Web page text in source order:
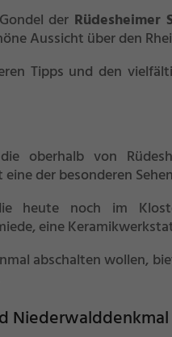
der Rüdesheimer
Aussicht über den
Tipps und den
oberhalb von
der besonderen
heute noch im
eine
abschalten wollen,
Niederwalddenkmal